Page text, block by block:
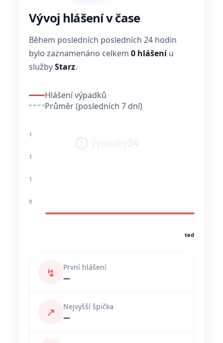
Vývoj hlášení v čase
Během posledních posledních 24 hodin
bylo zaznamenáno celkem 0 hlášeníu
službyStarz.
Hlášení výpadků
Průměr (posledních 7 dní)
1
1
1
0
teď
↯
První hlášení
—
↗
Nejvyšší špička
—